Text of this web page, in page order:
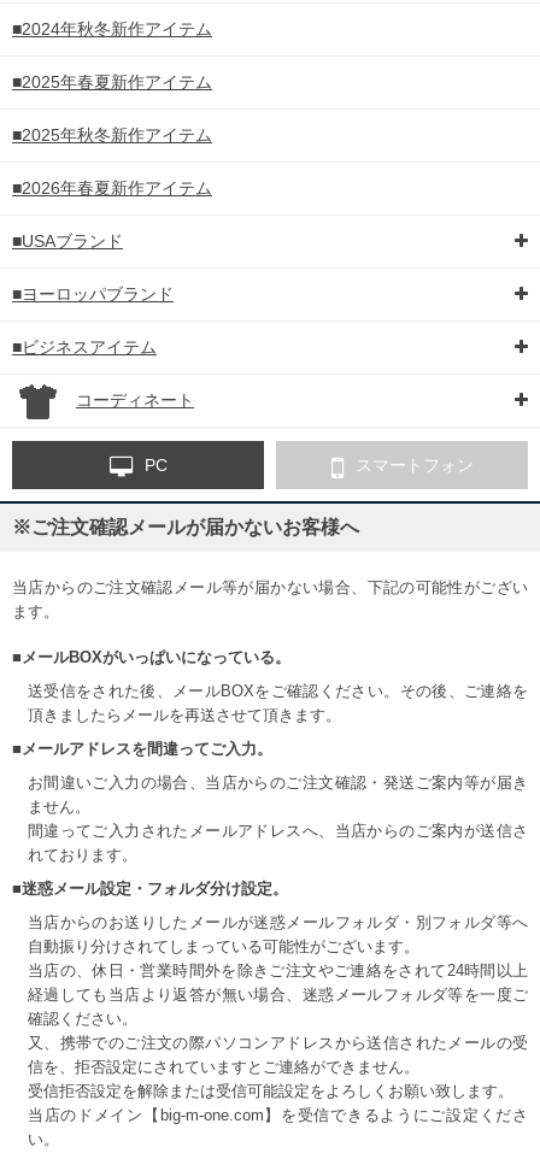
■2024年秋冬新作アイテム
■2025年春夏新作アイテム
■2025年秋冬新作アイテム
■2026年春夏新作アイテム
■USAブランド
■ヨーロッパブランド
■ビジネスアイテム
コーディネート
PC スマートフォン
※ご注文確認メールが届かないお客様へ
当店からのご注文確認メール等が届かない場合、下記の可能性がござい
ます。
■メールBOXがいっぱいになっている。
送受信をされた後、メールBOXをご確認ください。その後、ご連絡を
頂きましたらメールを再送させて頂きます。
■メールアドレスを間違ってご入力。
お間違いご入力の場合、当店からのご注文確認・発送ご案内等が届き
ません。
間違ってご入力されたメールアドレスへ、当店からのご案内が送信さ
れております。
■迷惑メール設定・フォルダ分け設定。
当店からのお送りしたメールが迷惑メールフォルダ・別フォルダ等へ
自動振り分けされてしまっている可能性がございます。
当店の、休日・営業時間外を除きご注文やご連絡をされて24時間以上
経過しても当店より返答が無い場合、迷惑メールフォルダ等を一度ご
確認ください。
又、携帯でのご注文の際パソコンアドレスから送信されたメールの受
信を、拒否設定にされていますとご連絡ができません。
受信拒否設定を解除または受信可能設定をよろしくお願い致します。
当店のドメイン【big-m-one.com】を受信できるようにご設定くださ
い。